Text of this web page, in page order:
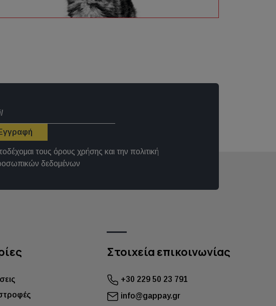
τουςόρους χρήσης και τηνπολιτική
δεδομένων
Στοιχεία επικοινωνίας
+30 229 50 23 791
info@gappay.gr